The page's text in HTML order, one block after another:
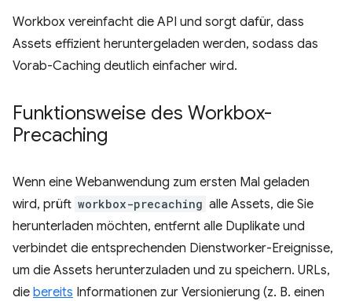
Workbox vereinfacht die API und sorgt dafür, dass
Assets effizient heruntergeladen werden, sodass das
Vorab-Caching deutlich einfacher wird.
Funktionsweise des Workbox-
Precaching
Wenn eine Webanwendung zum ersten Mal geladen
wird, prüft workbox-precaching alle Assets, die Sie
herunterladen möchten, entfernt alle Duplikate und
verbindet die entsprechenden Dienstworker-Ereignisse,
um die Assets herunterzuladen und zu speichern. URLs,
die bereits Informationen zur Versionierung (z. B. einen